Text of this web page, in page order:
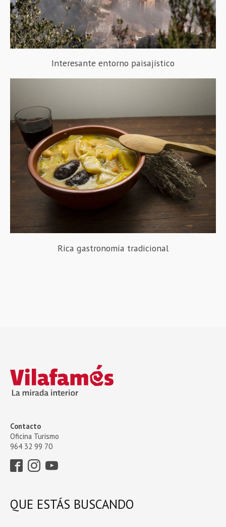
Interesante entorno paisajístico
Rica gastronomía tradicional
Contacto
Oficina Turismo
964 32 99 70
QUE ESTÁS BUSCANDO